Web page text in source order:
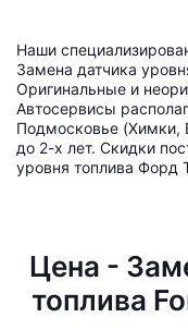
Наши
Замена датчика
Оригинальные и
Автосервисы
Подмосковье (Химки,
до 2-х лет. Скидки
уровня топлива Форд
Цена -
топлива